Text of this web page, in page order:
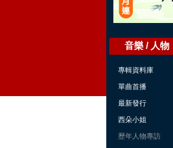
音樂 / 人物
專輯資料庫
單曲首播
最新發行
西朵小姐
歷年人物專訪